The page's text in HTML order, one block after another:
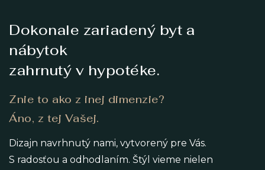
Dokonale zariadený byt a
nábytok
zahrnutý v hypotéke.
Znie to ako z inej dimenzie?
Áno, z tej Vašej.
Dizajn navrhnutý nami, vytvorený pre Vás.
S radosťou a odhodlaním. Štýl vieme nielen